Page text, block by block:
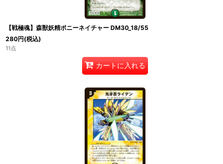
【戦極魂】森獣妖精ポニーネイチャー DM30_18/55
280円(税込)
11点
カートに入れる